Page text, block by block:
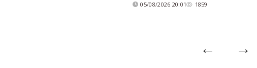
05/08/2026 20:01 1859